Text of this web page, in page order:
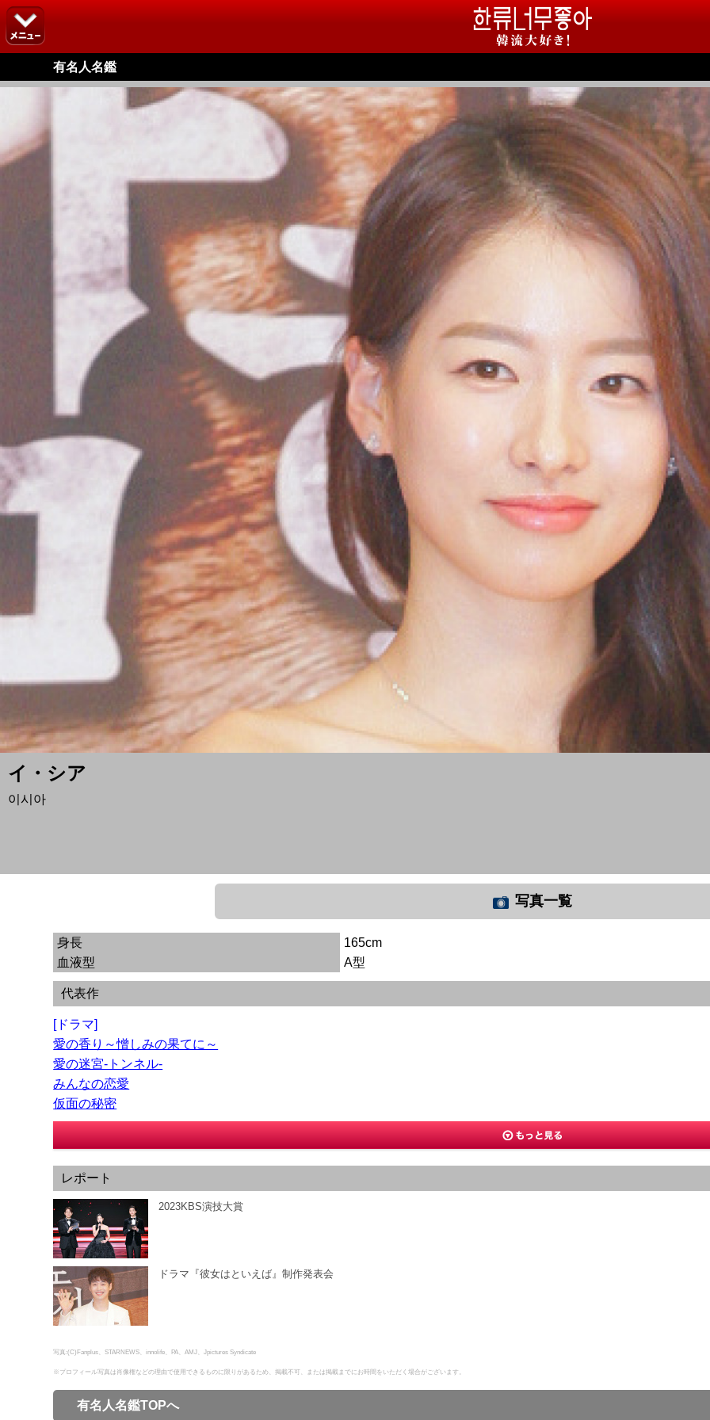
有名人名鑑
イ・シア
이시아
写真一覧
身長
165cm
血液型
A型
代表作
[ドラマ]
愛の香り～憎しみの果てに～
愛の迷宮-トンネル-
みんなの恋愛
仮面の秘密
レポート
2023KBS演技大賞
ドラマ『彼女はといえば』制作発表会
写真:(C)Fanplus、STARNEWS、innolife、PA、AMJ、Jpictures Syndicate
※プロフィール写真は肖像権などの理由で使用できるものに限りがあるため、掲載不可、または掲載までにお時間をいただく場合がございます。
有名人名鑑TOPへ